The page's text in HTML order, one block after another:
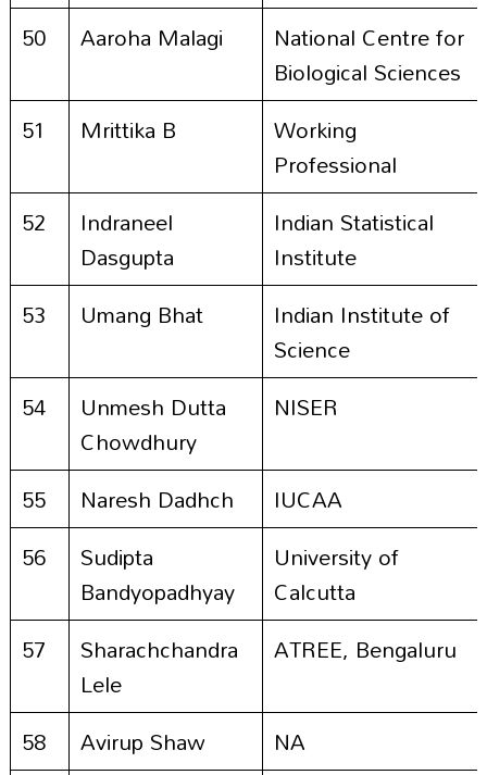
50
Aaroha Malagi
National Centre for
Biological Sciences
51
Mrittika B
Working
Professional
52
Indraneel
Dasgupta
Indian Statistical
Institute
53
Umang Bhat
Indian Institute of
Science
54
Unmesh Dutta
Chowdhury
NISER
55 Naresh Dadhch
IUCAA
56
Sudipta
Bandyopadhyay
University of
Calcutta
57
Sharachchandra
Lele
ATREE, Bengaluru
58 Avirup Shaw
NA